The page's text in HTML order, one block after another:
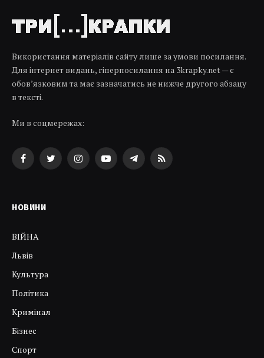
Використання матеріалів сайту лише за умови посилання.
Для інтернет видань, гіперпосилання на 3krapky.net — є
обов’язковим та має зазначатись не нижче другого абзацу
в тексті.
Ми в соцмережах:
FacebookTwitterInstagramYouTubeTelegramRSS
НОВИНИ
ВІЙНА
Львів
Культура
Політика
Кримінал
Бізнес
Спорт